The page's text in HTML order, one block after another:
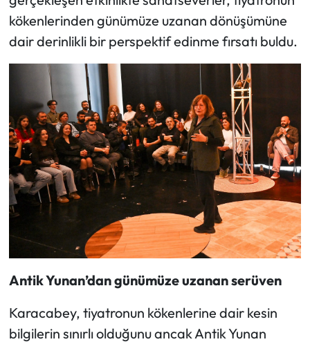
kökenlerinden günümüze uzanan dönüşümüne
dair derinlikli bir perspektif edinme fırsatı buldu.
Antik Yunan’dan günümüze uzanan serüven
Karacabey, tiyatronun kökenlerine dair kesin
bilgilerin sınırlı olduğunu ancak Antik Yunan